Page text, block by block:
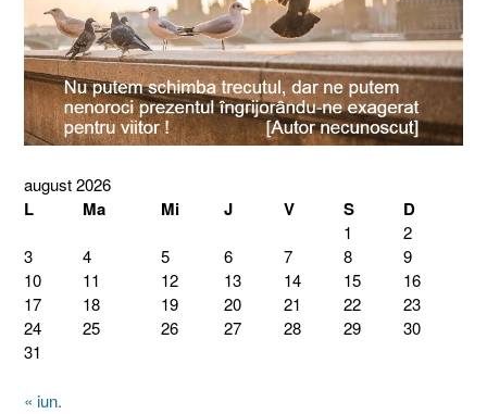
august 2026
L Ma Mi J V S D
1
2
3
4 5 6 7 8
9
10
11 12 13 14 15
16
17
18 19 20 21 22
23
24
25 26 27 28 29
30
31
« iun.